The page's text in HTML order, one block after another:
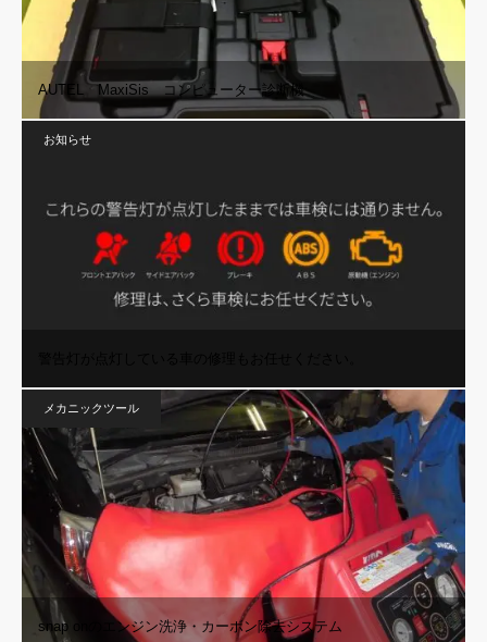
AUTEL MaxiSis コンピューター診断機
お知らせ
メカニックツール
snap onのエンジン洗浄・カーボン除去システム